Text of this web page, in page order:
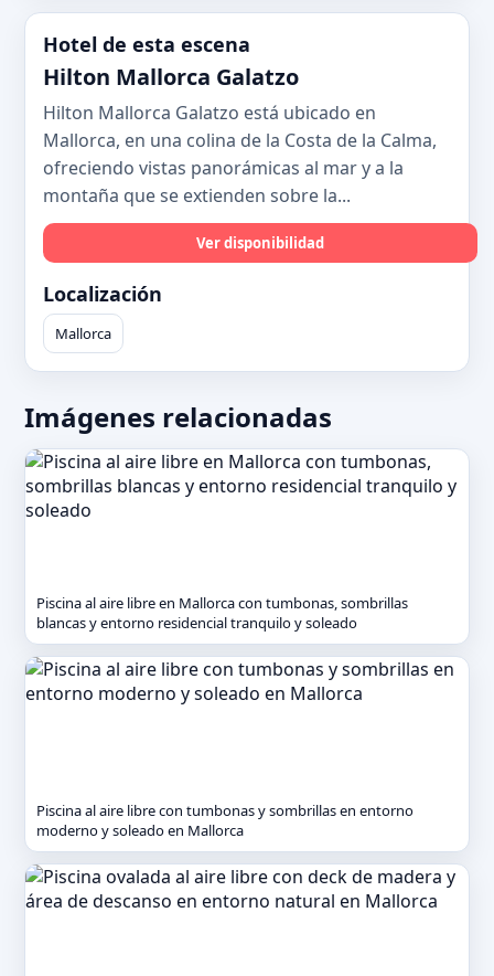
Hotel de esta escena
Hilton Mallorca Galatzo
Hilton Mallorca Galatzo está ubicado en
Mallorca, en una colina de la Costa de la Calma,
ofreciendo vistas panorámicas al mar y a la
montaña que se extienden sobre la...
Ver disponibilidad
Localización
Mallorca
Imágenes relacionadas
Piscina al aire libre en Mallorca con tumbonas, sombrillas
blancas y entorno residencial tranquilo y soleado
Piscina al aire libre con tumbonas y sombrillas en entorno
moderno y soleado en Mallorca